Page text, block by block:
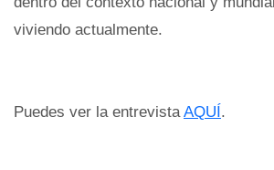
viviendo actualmente.
Puedes ver la entrevista AQUÍ.